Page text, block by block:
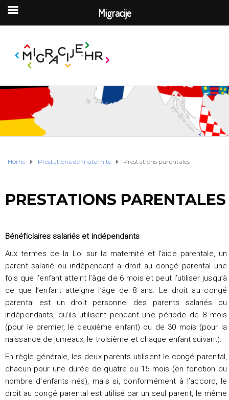
Home Prestations de maternité Prestations parentales
PRESTATIONS PARENTALES
Bénéficiaires salariés et indépendants
Aux termes de la Loi sur la maternité et l’aide parentale, un
parent salarié ou indépendant a droit au congé parental une
fois que l’enfant atteint l’âge de 6 mois et peut l’utiliser jusqu’à
ce que l’enfant atteigne l’âge de 8 ans. Le droit au congé
parental est un droit personnel des parents salariés ou
indépendants, qu’ils utilisent pendant une période de 8 mois
(pour le premier, le deuxième enfant) ou de 30 mois (pour la
naissance de jumeaux, le troisième et chaque enfant suivant).
En règle générale, les deux parents utilisent le congé parental,
chacun pour une durée de quatre ou 15 mois (en fonction du
nombre d’enfants nés), mais si, conformément à l’accord, le
droit au congé parental est utilisé par un seul parent, le même
Migracije